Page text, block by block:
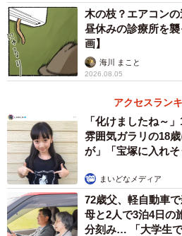
ます。
このようにさまざまな声が集まる
で後悔してる』の漫画を担当され
に、同作についてお話を伺いまし
木の枝？エアコン
昼休みの診療所を
画】
海川 まこと
2026.08.05
アクセスラン
「化けましたね～
雰囲気ガラリの18
が」「宝塚に入れそ
まいどなメディア
72歳父、軽自動車
母と2人で3泊4日
分刻み… 「大学生で